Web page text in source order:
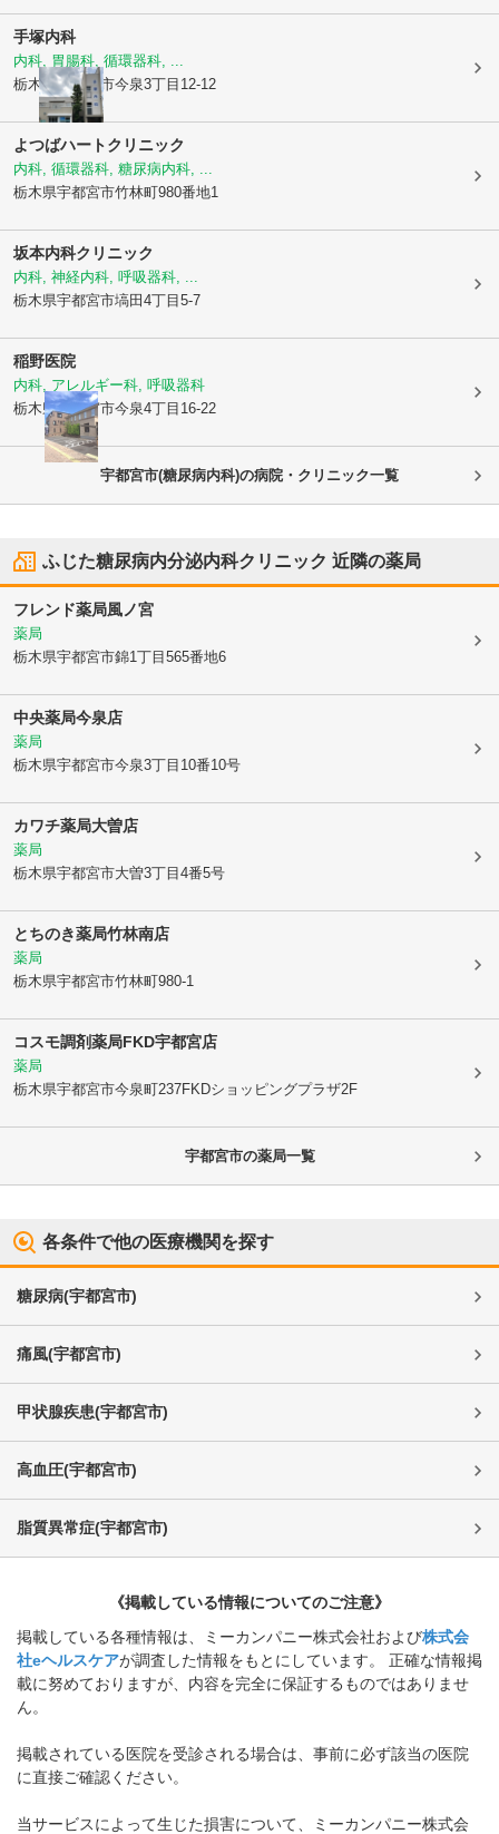
手塚内科
内科, 胃腸科, 循環器科, ...
栃木県宇都宮市今泉3丁目12-12
よつばハートクリニック
内科, 循環器科, 糖尿病内科, ...
栃木県宇都宮市竹林町980番地1
坂本内科クリニック
内科, 神経内科, 呼吸器科, ...
栃木県宇都宮市塙田4丁目5-7
稲野医院
内科, アレルギー科, 呼吸器科
栃木県宇都宮市今泉4丁目16-22
宇都宮市(糖尿病内科)の病院・クリニック一覧
ふじた糖尿病内分泌内科クリニック 近隣の薬局
フレンド薬局風ノ宮
薬局
栃木県宇都宮市錦1丁目565番地6
中央薬局今泉店
薬局
栃木県宇都宮市今泉3丁目10番10号
カワチ薬局大曽店
薬局
栃木県宇都宮市大曽3丁目4番5号
とちのき薬局竹林南店
薬局
栃木県宇都宮市竹林町980-1
コスモ調剤薬局FKD宇都宮店
薬局
栃木県宇都宮市今泉町237FKDショッピングプラザ2F
宇都宮市の薬局一覧
各条件で他の医療機関を探す
糖尿病(宇都宮市)
痛風(宇都宮市)
甲状腺疾患(宇都宮市)
高血圧(宇都宮市)
脂質異常症(宇都宮市)
《掲載している情報についてのご注意》
掲載している各種情報は、ミーカンパニー株式会社および株式会
社eヘルスケアが調査した情報をもとにしています。 正確な情報掲
載に努めておりますが、内容を完全に保証するものではありませ
ん。
掲載されている医院を受診される場合は、事前に必ず該当の医院
に直接ご確認ください。
当サービスによって生じた損害について、ミーカンパニー株式会